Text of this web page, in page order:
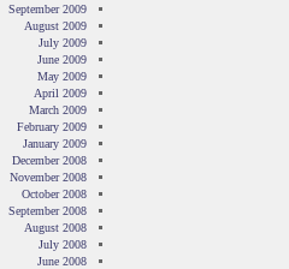
September 2009
August 2009
July 2009
June 2009
May 2009
April 2009
March 2009
February 2009
January 2009
December 2008
November 2008
October 2008
September 2008
August 2008
July 2008
June 2008